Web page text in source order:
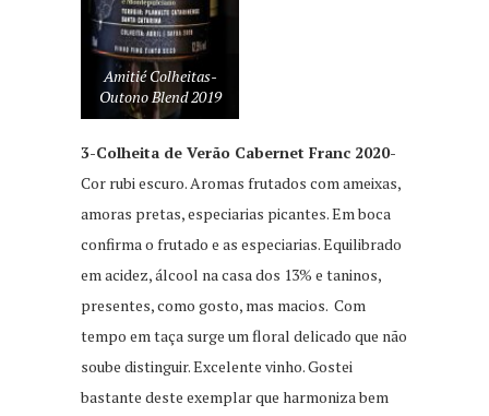
Amitié Colheitas-
Outono Blend 2019
3-Colheita de Verão Cabernet Franc 2020-
Cor rubi escuro. Aromas frutados com ameixas,
amoras pretas, especiarias picantes. Em boca
confirma o frutado e as especiarias. Equilibrado
em acidez, álcool na casa dos 13% e taninos,
presentes, como gosto, mas macios. Com
tempo em taça surge um floral delicado que não
soube distinguir. Excelente vinho. Gostei
bastante deste exemplar que harmoniza bem